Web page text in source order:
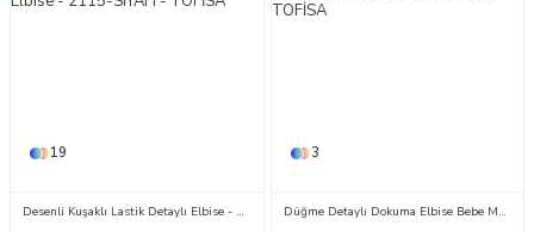
19
Desenli Kuşaklı Lastik Detaylı Elbise - 2115-SIYAH
3
Düğme Detaylı Dokuma Elbise Bebe Mavi - 28478-BEBE-MAVI